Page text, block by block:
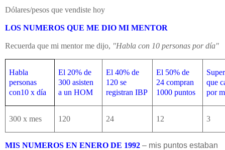
Dólares/pesos que vendiste hoy
LOS NUMEROS QUE ME DIO MI MENTOR
Recuerda que mi mentor me dijo, "Habla con 10 personas por día"
Habla
personas
con10 x día
El 20% de
300 asisten
a un HOM
El 40% de
120 se
registran IBP
El 50% de
24 compran
1000 puntos
que
por
300 x mes 120 24 12 3
MIS NUMEROS EN ENERO DE 1992 – mis puntos estaban